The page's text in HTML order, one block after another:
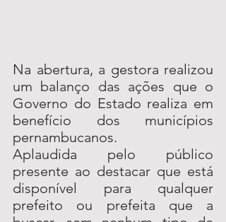
Na abertura, a gestora realizou
um balanço das ações que o
Governo do Estado realiza em
benefício dos municípios
pernambucanos.
Aplaudida pelo público
presente ao destacar que está
disponível para qualquer
prefeito ou prefeita que a